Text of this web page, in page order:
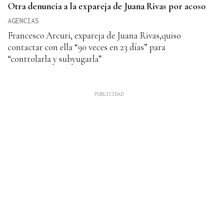
Otra denuncia a la expareja de Juana Rivas por acoso
AGENCIAS
Francesco Arcuri, expareja de Juana Rivas,quiso
contactar con ella “90 veces en 23 días” para
“controlarla y subyugarla”